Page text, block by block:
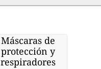
Máscaras de
protección y
respiradores